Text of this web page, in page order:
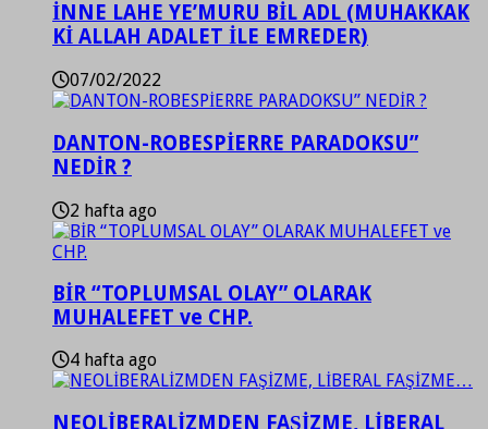
İNNE LAHE YE’MURU BİL ADL (MUHAKKAK
Kİ ALLAH ADALET İLE EMREDER)
07/02/2022
DANTON-ROBESPİERRE PARADOKSU”
NEDİR ?
2 hafta ago
BİR “TOPLUMSAL OLAY” OLARAK
MUHALEFET ve CHP.
4 hafta ago
NEOLİBERALİZMDEN FAŞİZME, LİBERAL